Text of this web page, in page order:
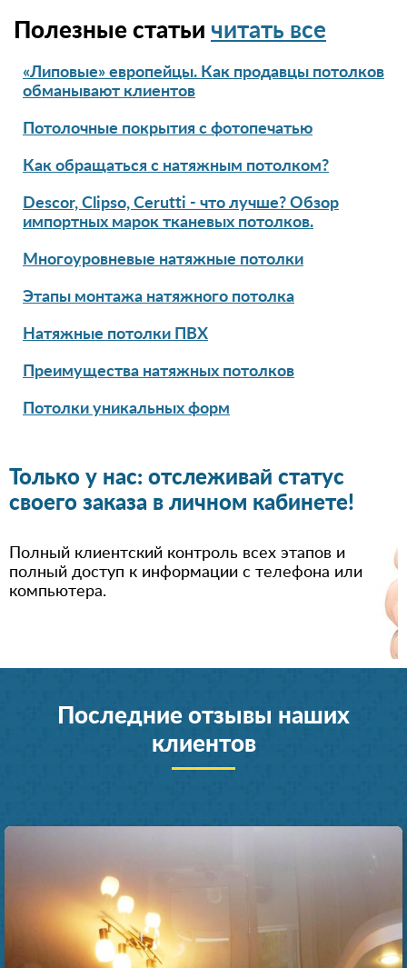
Полезные статьи читать все
«Липовые» европейцы. Как продавцы потолков
обманывают клиентов
Потолочные покрытия с фотопечатью
Как обращаться с натяжным потолком?
Descor, Clipso, Cerutti - что лучше? Обзор
импортных марок тканевых потолков.
Многоуровневые натяжные потолки
Этапы монтажа натяжного потолка
Натяжные потолки ПВХ
Преимущества натяжных потолков
Потолки уникальных форм
Только у нас: отслеживай статус
своего заказа в личном кабинете!
Полный клиентский контроль всех этапов и
полный доступ к информации с телефона или
компьютера.
Последние отзывы наших
клиентов